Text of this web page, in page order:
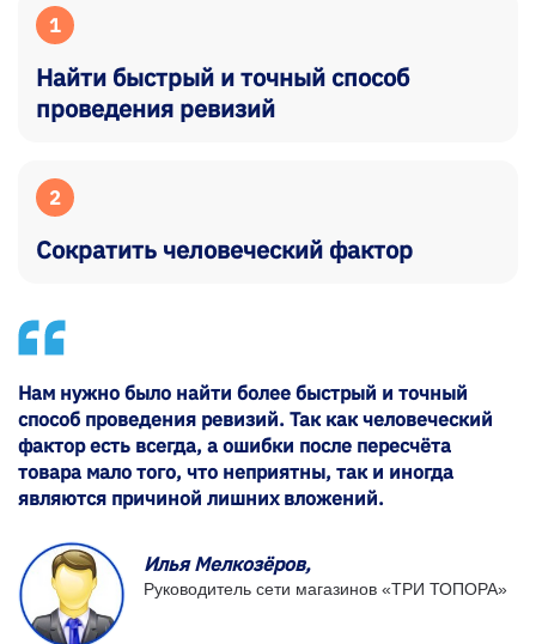
1
Найти быстрый и точный способ
проведения ревизий
2
Сократить человеческий фактор
Нам нужно было найти более быстрый и точный
способ проведения ревизий. Так как человеческий
фактор есть всегда, а ошибки после пересчёта
товара мало того, что неприятны, так и иногда
являются причиной лишних вложений.
Илья Мелкозёров,
Руководитель сети магазинов «ТРИ ТОПОРА»